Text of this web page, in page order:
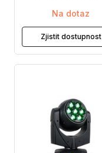
Na dotaz
Zjistit dostupnost